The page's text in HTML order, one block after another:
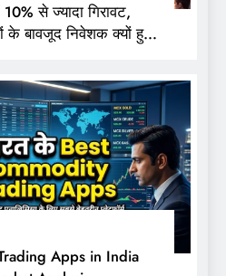
से ज्यादा गिरावट,
के बावजूद निवेशक क्यों हुए
Apps in India